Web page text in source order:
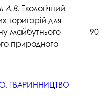
А.В. Екологічний
територій для
майбутнього
природного
90
ТВАРИННИЦТВО